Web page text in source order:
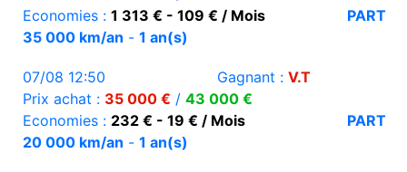
Economies : 1 313 € - 109 € / Mois
PART
35 000 km/an - 1 an(s)
07/08 12:50 Gagnant : V.T
Prix achat : 35 000 € / 43 000 €
Economies : 232 € - 19 € / Mois
PART
20 000 km/an - 1 an(s)